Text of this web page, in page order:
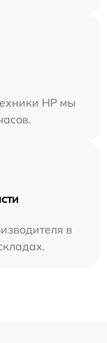
HP мы
в